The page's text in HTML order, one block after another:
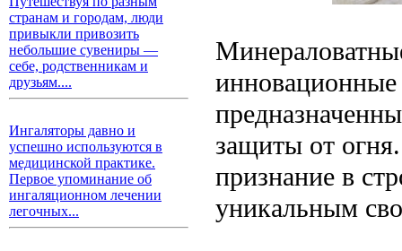
странам и городам, люди
привыкли привозить
небольшие сувениры —
себе, родственникам и
друзьям....
Ингаляторы давно и
успешно используются в
медицинской практике.
Первое упоминание об
ингаляционном лечении
легочных...
инновационные
защиты от
признание в
уникальным